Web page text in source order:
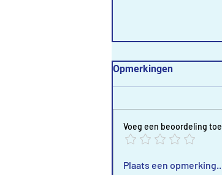
Opmerkingen
Voeg een beoordeling toe
Plaats een opmerking...